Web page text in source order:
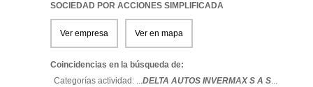
SOCIEDAD POR ACCIONES SIMPLIFICADA
Ver empresa Ver en mapa
Coincidencias en la búsqueda de:
Categorías actividad: ...DELTA AUTOS INVERMAX S A S...